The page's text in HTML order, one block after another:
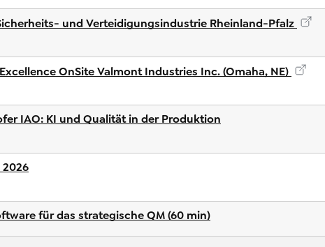
und Verteidigungsindustrie Rheinland-Pfalz
OnSite Valmont Industries Inc. (Omaha, NE)
IAO: KI und Qualität in der Produktion
2026
für das strategische QM (60 min)